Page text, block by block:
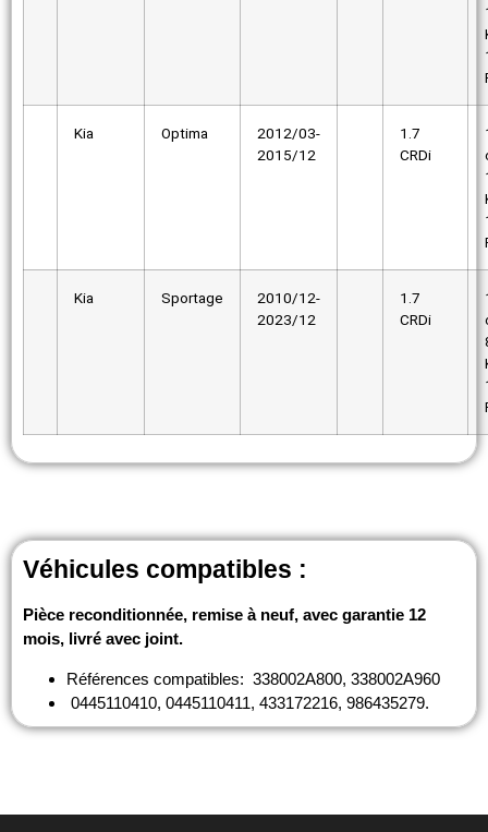
Kia Optima
2012/03-
2015/12
1.7
CRDi
Kia Sportage
2010/12-
2023/12
1.7
CRDi
Véhicules compatibles :
Pièce reconditionnée, remise à neuf, avec garantie 12
mois, livré avec joint.
Références compatibles: 338002A800, 338002A960
0445110410, 0445110411, 433172216, 986435279.